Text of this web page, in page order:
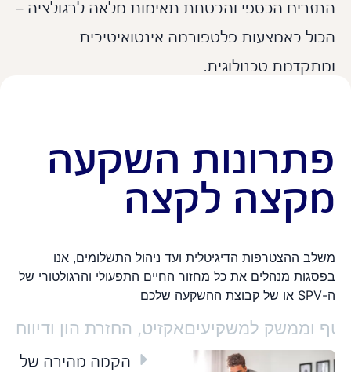
הכספי והבטחת תאימות מלאה לרגולציה –
באמצעות פלטפורמה אינטואיטיבית
טכנולוגית.
השקעה
לקצה
ההצטרפות הדיגיטלית ועד ניהול התשלומים, אנו
מנהלים את כל מחזור החיים התפעולי והרגולטורי של
וממשק למשקיעיםאקזיט, החזרת הון ודיווח
הקמה מהירה של